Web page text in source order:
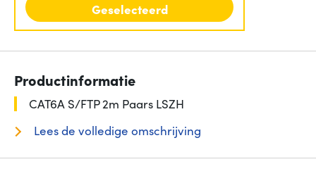
Geselecteerd
Productinformatie
CAT6A S/FTP 2m Paars LSZH
Lees de volledige omschrijving